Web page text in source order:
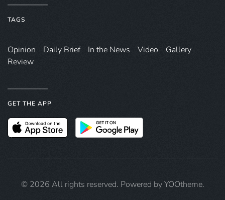
TAGS
Opinion Daily Brief In the News Video
Gallery
Review
GET THE APP
© 2026 All rights reserved. Powered byYOOtheme.